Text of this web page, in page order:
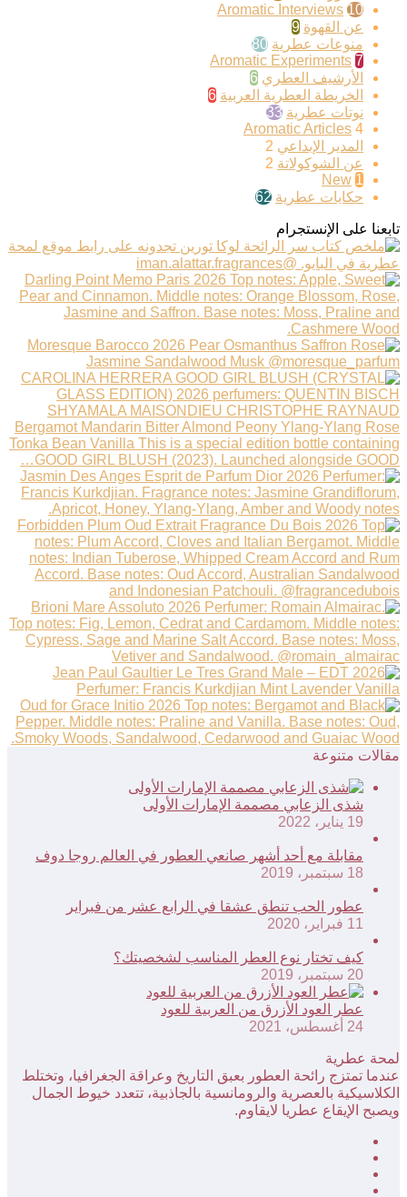
Aromatic Interviews 10
عن القهوة 9
منوعات عطرية 80
Aromatic Experiments 7
الأرشيف العطري 6
الخريطة العطرية العربية 6
نوتات عطرية 33
Aromatic Articles 4
المدير الإبداعي 2
عن الشوكولاتة 2
New 1
حكايات عطرية 62
تابعنا على الإنستجرام
مقالات متنوعة
شذى الزعابي مصممة الإمارات الأولى
19 يناير، 2022
مقابلة مع أحد أشهر صانعي العطور في العالم روجا دوف
18 سبتمبر، 2019
عطور الحب تنطق عشقا في الرابع عشر من فبراير
11 فبراير، 2020
كيف تختار نوع العطر المناسب لشخصيتك؟
20 سبتمبر، 2019
عطر العود الأزرق من العربية للعود
24 أغسطس، 2021
لمحة عطرية
عندما تمتزج رائحة العطور بعبق التاريخ وعراقة الجغرافيا، وتختلط
الكلاسيكية بالعصرية والرومانسية بالجاذبية، تتعدد خيوط الجمال
ويصبح الإيقاع عطريا لايقاوم.